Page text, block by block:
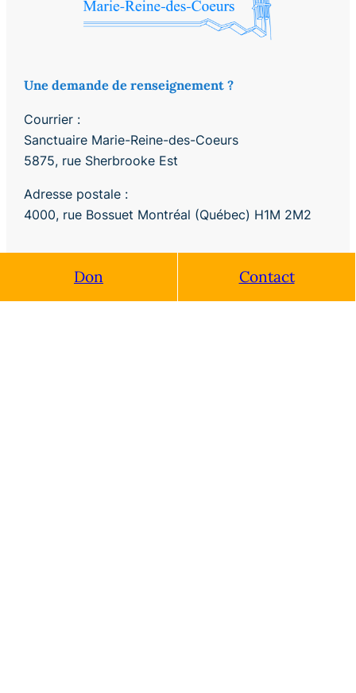
Don Contact
Une demande de renseignement ?
Courrier :
Sanctuaire Marie-Reine-des-Coeurs
5875, rue Sherbrooke Est
Adresse postale :
4000, rue Bossuet Montréal (Québec) H1M 2M2
514 254-5376
Télécopieur